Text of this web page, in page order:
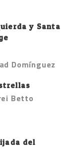
y Santa
Domínguez
Betto
del